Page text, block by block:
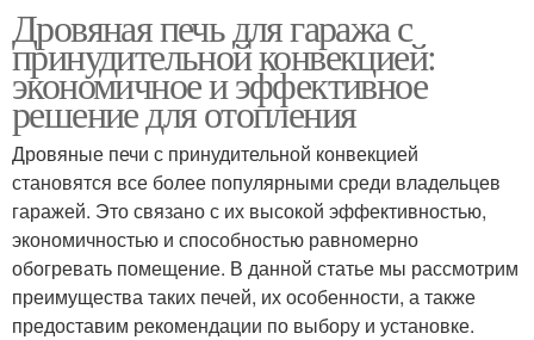
Конвекция для гаража Конвекция в гараже
Печи для гаража Печи в гараже
Дровяная печь для гаража с
принудительной конвекцией:
экономичное и эффективное
решение для отопления
Дровяные печи с принудительной конвекцией
становятся все более популярными среди владельцев
гаражей. Это связано с их высокой эффективностью,
экономичностью и способностью равномерно
обогревать помещение. В данной статье мы рассмотрим
преимущества таких печей, их особенности, а также
предоставим рекомендации по выбору и установке.